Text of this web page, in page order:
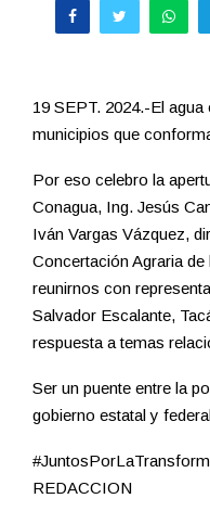
19 SEPT. 2024.-El
municipios que
Por eso celebro la
Conagua, Ing. Jesús
Iván Vargas Vázquez,
Concertación Agraria
reunirnos con
Salvador Escalante,
respuesta a temas
Ser un puente entre la
gobierno estatal y
REDACCION